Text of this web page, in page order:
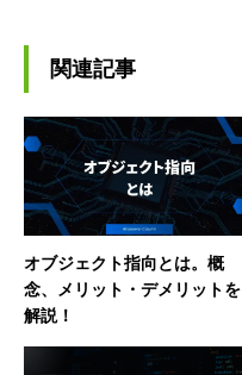
関連記事
オブジェクト指向とは。概
念、メリット・デメリットを
解説！